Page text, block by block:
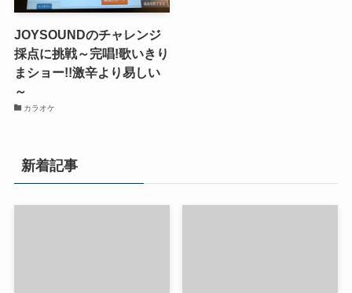
JOYSOUNDのチャレンジ
採点に挑戦～完唱!歌いきり
まショー!!激辛より易しい
～
カラオケ
新着記事